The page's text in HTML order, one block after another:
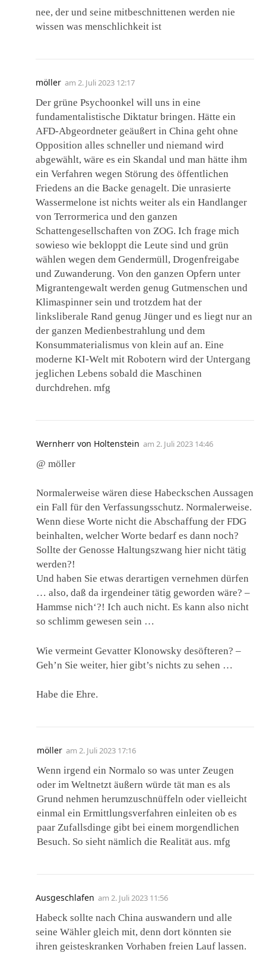
nee, der und seine mitbeschnittenen werden nie
wissen was menschlichkeit ist
möller am 2. Juli 2023 12:17
Der grüne Psychoonkel will uns in eine
fundamentalistische Diktatur bringen. Hätte ein
AFD-Abgeordneter geäußert in China geht ohne
Opposition alles schneller und niemand wird
abgewählt, wäre es ein Skandal und man hätte ihm
ein Verfahren wegen Störung des öffentlichen
Friedens an die Backe genagelt. Die unrasierte
Wassermelone ist nichts weiter als ein Handlanger
von Terrormerica und den ganzen
Schattengesellschaften von ZOG. Ich frage mich
sowieso wie bekloppt die Leute sind und grün
wählen wegen dem Gendermüll, Drogenfreigabe
und Zuwanderung. Von den ganzen Opfern unter
Migrantengewalt werden genug Gutmenschen und
Klimaspinner sein und trotzdem hat der
linksliberale Rand genug Jünger und es liegt nur an
der ganzen Medienbestrahlung und dem
Konsummaterialismus von klein auf an. Eine
moderne KI-Welt mit Robotern wird der Untergang
jeglichen Lebens sobald die Maschinen
durchdrehen. mfg
Wernherr von Holtenstein am 2. Juli 2023 14:46
@ möller
Normalerweise wären diese Habeckschen Aussagen
ein Fall für den Verfassungsschutz. Normalerweise.
Wenn diese Worte nicht die Abschaffung der FDG
beinhalten, welcher Worte bedarf es dann noch?
Sollte der Genosse Haltungszwang hier nicht tätig
werden?!
Und haben Sie etwas derartigen vernehmen dürfen
… also, daß da irgendeiner tätig geworden wäre? –
Hammse nich‘?! Ich auch nicht. Es kann also nicht
so schlimm gewesen sein …
Wie vermeint Gevatter Klonowsky desöfteren? –
Geh’n Sie weiter, hier gibt’s nichts zu sehen …
Habe die Ehre.
möller am 2. Juli 2023 17:16
Wenn irgend ein Normalo so was unter Zeugen
oder im Weltnetzt äußern würde tät man es als
Grund nehmen herumzuschnüffeln oder vielleicht
einmal ein Ermittlungsverfahren einleiten ob es
paar Zufallsdinge gibt bei einem morgendlichen
Besuch. So sieht nämlich die Realität aus. mfg
Ausgeschlafen am 2. Juli 2023 11:56
Habeck sollte nach China auswandern und alle
seine Wähler gleich mit, denn dort könnten sie
ihren geisteskranken Vorhaben freien Lauf lassen.